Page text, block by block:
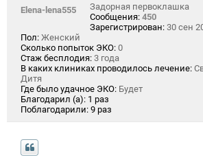
Elena-lena555
Задорная первоклашка
Сообщения: 450
Зарегистрирован: 30 сен
Пол: Женский
Сколько попыток ЭКО: 0
Стаж бесплодия: 3 года
В каких клиниках проводилось лечение:
Дитя
Где было удачное ЭКО: Будет
Благодарил (а): 1 раз
Поблагодарили: 9 раз